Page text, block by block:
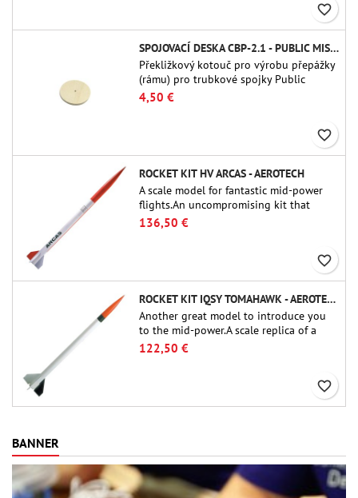
favorite_border
SPOJOVACÍ DESKA CBP-2.1 - PUBLIC MISSILES LTD.
Překližkový kotouč pro výrobu přepážky
(rámu) pro trubkové spojky Public
Missiles Ltd. o průměru 54 mm (PT-2.1
nebo QT-2.1)
4,50 €
favorite_border
ROCKET KIT HV ARCAS - AEROTECH
A scale model for fantastic mid-power
flights.An uncompromising kit that
allows you to build a replica of one of
the most famous sounding-rocket ever.
136,50 €
favorite_border
ROCKET KIT IQSY TOMAHAWK - AEROTECH
Another great model to introduce you
to the mid-power.A scale replica of a
famous sounding rocket, small in size
and peefect to move to higher-level kits.
122,50 €
favorite_border
BANNER